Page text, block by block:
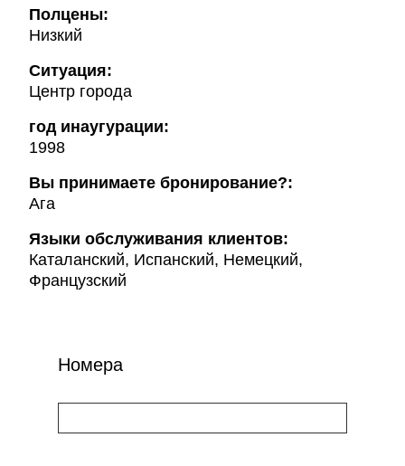
Полцены:
Низкий
Ситуация:
Центр города
год инаугурации:
1998
Вы принимаете бронирование?:
Ага
Языки обслуживания клиентов:
Каталанский, Испанский, Немецкий,
Французский
Номера